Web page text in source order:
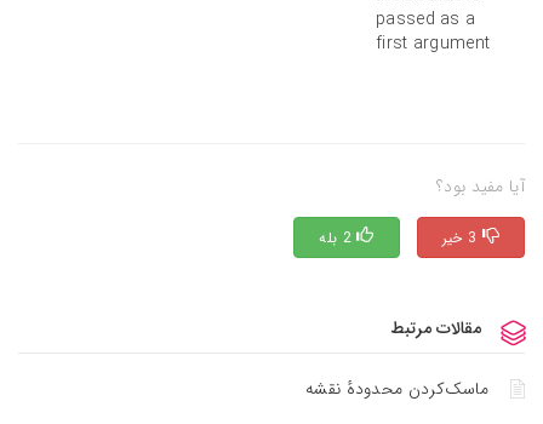
passed as a
first argument
آیا مفید بود؟
2 بله 3 خیر
مقالات مرتبط
ماسک‌کردن محدوده‌ٔ نقشه